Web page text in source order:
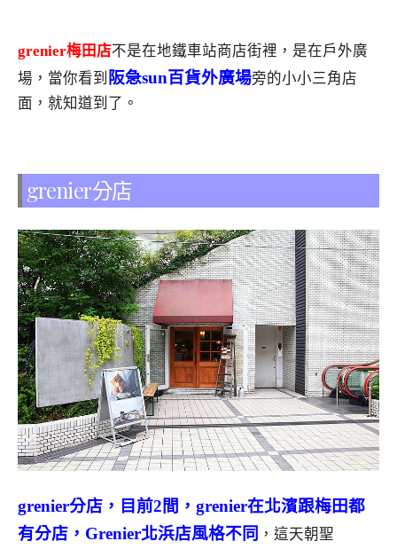
grenier梅田店不是在地鐵車站商店街裡，是在戶外廣
場，當你看到 阪急sun百貨外廣場旁的小小三角店
面，就知道到了。
grenier分店
grenier分店，目前2間，grenier在北濱跟梅田都
有分店，Grenier北浜店風格不同 ，這天朝聖